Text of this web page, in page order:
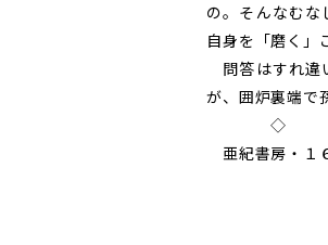
の。そんなむな
自身を「磨く」
問答はすれ違
が、囲炉裏端で
◇
亜紀書房・１